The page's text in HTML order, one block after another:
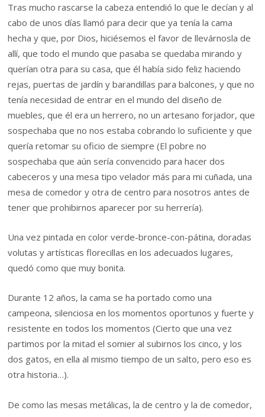
Tras mucho rascarse la cabeza entendió lo que le decían y al
cabo de unos días llamó para decir que ya tenía la cama
hecha y que, por Dios, hiciésemos el favor de llevárnosla de
allí, que todo el mundo que pasaba se quedaba mirando y
querían otra para su casa, que él había sido feliz haciendo
rejas, puertas de jardín y barandillas para balcones, y que no
tenía necesidad de entrar en el mundo del diseño de
muebles, que él era un herrero, no un artesano forjador, que
sospechaba que no nos estaba cobrando lo suficiente y que
quería retomar su oficio de siempre (El pobre no
sospechaba que aún sería convencido para hacer dos
cabeceros y una mesa tipo velador más para mi cuñada, una
mesa de comedor y otra de centro para nosotros antes de
tener que prohibirnos aparecer por su herrería).
Una vez pintada en color verde-bronce-con-pátina, doradas
volutas y artísticas florecillas en los adecuados lugares,
quedó como que muy bonita.
Durante 12 años, la cama se ha portado como una
campeona, silenciosa en los momentos oportunos y fuerte y
resistente en todos los momentos (Cierto que una vez
partimos por la mitad el somier al subirnos los cinco, y los
dos gatos, en ella al mismo tiempo de un salto, pero eso es
otra historia…).
De como las mesas metálicas, la de centro y la de comedor,